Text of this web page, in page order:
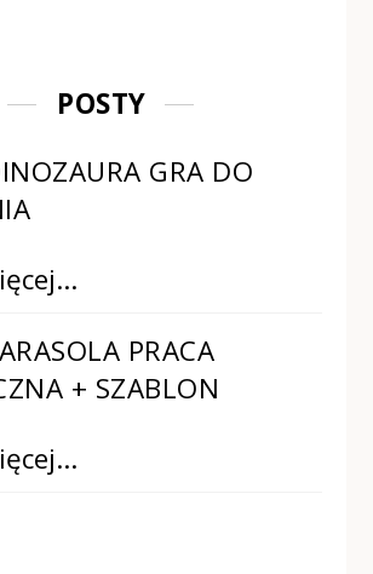
POSTY
GRA DO
PRACA
+ SZABLON